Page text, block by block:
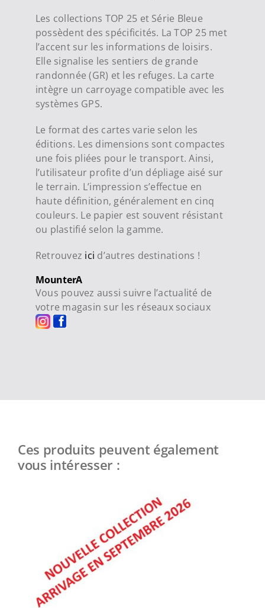
Les collections TOP 25 et Série Bleue
possèdent des spécificités. La TOP25met
l’accent sur les informations de loisirs.
Elle signalise les sentiers de grande
randonnée (GR) et les refuges. La carte
intègre un carroyage compatible avec les
systèmes GPS.
Le format des cartes varie selon les
éditions. Les dimensions sont compactes
une fois pliées pour le transport. Ainsi,
l’utilisateur profite d’un dépliage aisé sur
le terrain. L’impression s’effectue en
haute définition, généralement en cinq
couleurs. Le papier est souvent résistant
ou plastifié selon la gamme.
Retrouvez ici d’autres destinations !
MounterA
Vous pouvez aussi suivre l’actualité de
votre magasin sur les réseaux sociaux
Ces produits peuvent également
vous intéresser :